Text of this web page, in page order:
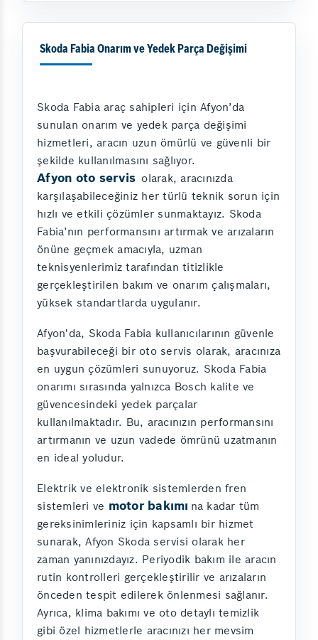
Skoda Fabia Onarım ve Yedek Parça Değişimi
Skoda Fabia araç sahipleri için Afyon’da
sunulan onarım ve yedek parça değişimi
hizmetleri, aracın uzun ömürlü ve güvenli bir
şekilde kullanılmasını sağlıyor.
Afyon oto servis olarak, aracınızda
karşılaşabileceğiniz her türlü teknik sorun için
hızlı ve etkili çözümler sunmaktayız. Skoda
Fabia’nın performansını artırmak ve arızaların
önüne geçmek amacıyla, uzman
teknisyenlerimiz tarafından titizlikle
gerçekleştirilen bakım ve onarım çalışmaları,
yüksek standartlarda uygulanır.
Afyon'da, Skoda Fabia kullanıcılarının güvenle
başvurabileceği bir oto servis olarak, aracınıza
en uygun çözümleri sunuyoruz. Skoda Fabia
onarımı sırasında yalnızca Bosch kalite ve
güvencesindeki yedek parçalar
kullanılmaktadır. Bu, aracınızın performansını
artırmanın ve uzun vadede ömrünü uzatmanın
en ideal yoludur.
Elektrik ve elektronik sistemlerden fren
sistemleri ve motor bakımı na kadar tüm
gereksinimleriniz için kapsamlı bir hizmet
sunarak, Afyon Skoda servisi olarak her
zaman yanınızdayız. Periyodik bakım ile aracın
rutin kontrolleri gerçekleştirilir ve arızaların
önceden tespit edilerek önlenmesi sağlanır.
Ayrıca, klima bakımı ve oto detaylı temizlik
gibi özel hizmetlerle aracınızı her mevsim